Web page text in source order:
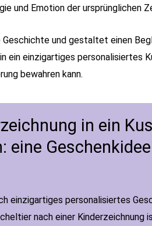
und Emotion der ursprünglichen
und gestaltet einen
ein einzigartiges personalisiertes
bewahren kann.
in ein
eine
einzigartiges personalisiertes
nach einer Kinderzeichnung